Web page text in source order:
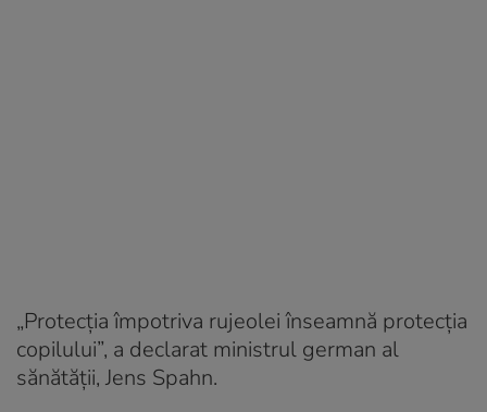
„Protecţia împotriva rujeolei înseamnă protecţia
copilului”, a declarat ministrul german al
sănătăţii, Jens Spahn.